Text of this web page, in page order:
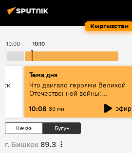
Кыргызстан
10:00 10:10
Тема дня
Что двигало героями Великой
Отечественной войны:
Тулебердиева
10:08 39 мин эфир
Кечээ Бүгүн
г. Бишкек 89.3